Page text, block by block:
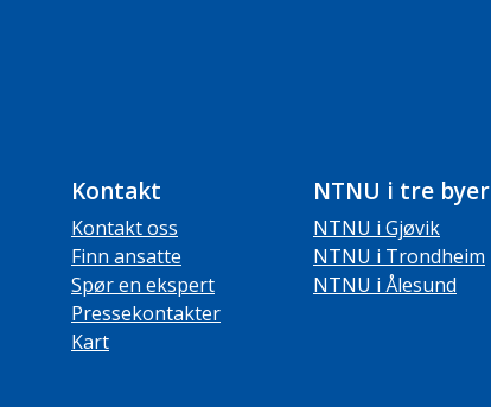
Kontakt
Kontakt oss
Finn ansatte
Spør en ekspert
Pressekontakter
Kart
NTNU i tre byer
NTNU i Gjøvik
NTNU i Trondheim
NTNU i Ålesund